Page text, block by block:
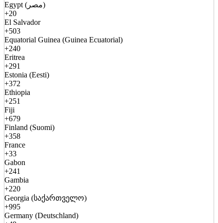
Egypt (مصر)
+20
El Salvador
+503
Equatorial Guinea (Guinea Ecuatorial)
+240
Eritrea
+291
Estonia (Eesti)
+372
Ethiopia
+251
Fiji
+679
Finland (Suomi)
+358
France
+33
Gabon
+241
Gambia
+220
Georgia (საქართველო)
+995
Germany (Deutschland)